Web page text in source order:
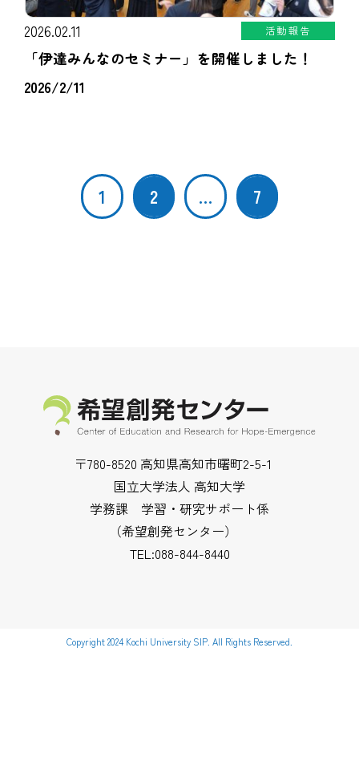
2026.02.11 活動報告
「伊達みんなのセミナー」を開催しました！
2026/2/11
1 2 … 7
〒780-8520 高知県高知市曙町2-5-1
国立大学法人 高知大学
学務課 学習・研究サポート係
（希望創発センター）
TEL:088-844-8440
Copyright 2024 Kochi University SIP. All Rights Reserved.